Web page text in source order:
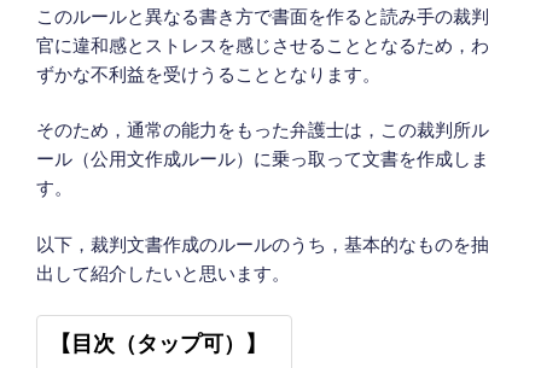
このルールと異なる書き方で書面を作ると読み手の裁判
官に違和感とストレスを感じさせることとなるため，わ
ずかな不利益を受けうることとなります。
そのため，通常の能力をもった弁護士は，この裁判所ル
ール（公用文作成ルール）に乗っ取って文書を作成しま
す。
以下，裁判文書作成のルールのうち，基本的なものを抽
出して紹介したいと思います。
【目次（タップ可）】